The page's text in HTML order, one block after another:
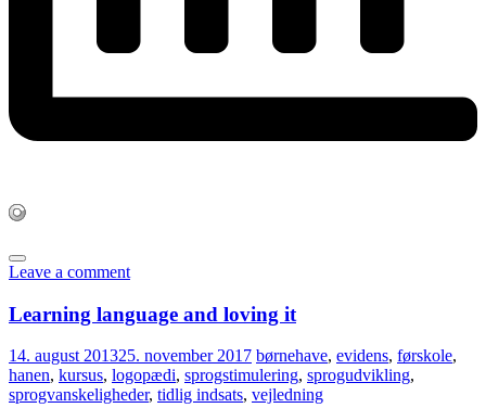
Leave a comment
Learning language and loving it
14. august 201325. november 2017 børnehave, evidens, førskole,
hanen, kursus, logopædi, sprogstimulering, sprogudvikling,
sprogvanskeligheder, tidlig indsats, vejledning